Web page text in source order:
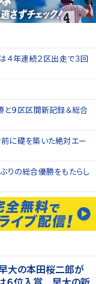
は４年連続２区出走で３回
と９区区間新記録＆総合
に礎を築いた絶対エー
りの総合優勝をもたらし
早大の本田桜二郎が